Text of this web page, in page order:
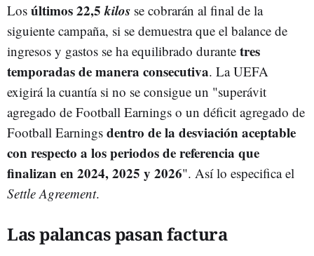
Los últimos 22,5kilos se cobrarán al final de la
siguiente campaña, si se demuestra que el balance de
ingresos y gastos se ha equilibrado durante tres
temporadas de manera consecutiva. La UEFA
exigirá la cuantía si no se consigue un "superávit
agregado de Football Earnings o un déficit agregado de
Football Earnings dentro de la desviación aceptable
con respecto a los periodos de referencia que
finalizan en 2024, 2025 y 2026". Así lo especifica el
Settle Agreement.
Las palancas pasan factura